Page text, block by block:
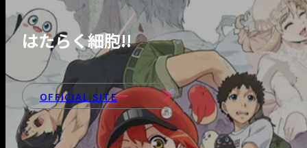
ッセージ
- 会社情報
- 部署紹介
はたらく細胞!!
OFFICIAL SITE